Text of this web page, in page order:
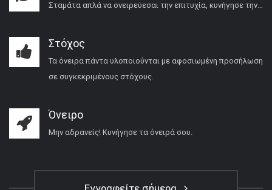
Σταμάτα απλά να ονειρεύεσαι την επιτυχία, κυνήγησε την…
Στόχος
Τα όνειρα πάντα υλοποιούνται με αφοσιωμένη προσήλωση
σε συγκεκριμένους στόχους.
Όνειρο
Μην αδρανείς! Κυνήγησε τα όνειρά σου.